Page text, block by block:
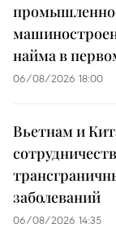
найма в
06/08/2026 18:00
Вьетнам и
заболеваний
06/08/2026 14:35